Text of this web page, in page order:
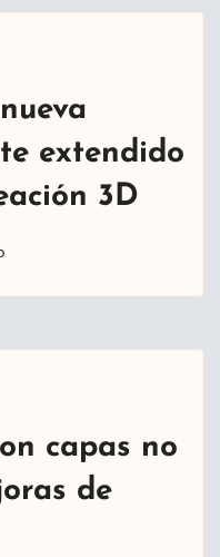
extendido
3D
capas no
de